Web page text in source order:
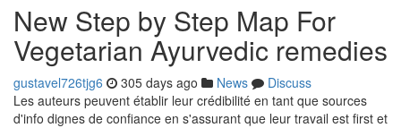
New Step by Step Map For
Vegetarian Ayurvedic remedies
gustavel726tjg6 305 days ago News
Discuss
Les auteurs peuvent établir leur crédibilité en tant que sources
d'info dignes de confiance en s'assurant que leur travail est first et